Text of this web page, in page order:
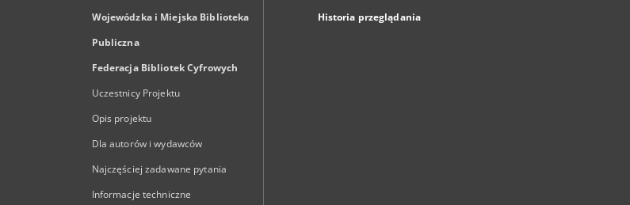
Wojewódzka i Miejska Biblioteka
Publiczna
Federacja Bibliotek Cyfrowych
Uczestnicy Projektu
Opis projektu
Dla autorów i wydawców
Najczęściej zadawane pytania
Informacje techniczne
Historia przeglądania